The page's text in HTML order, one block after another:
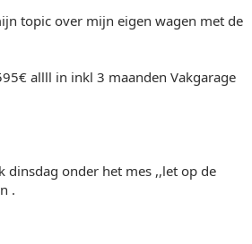
topic over mijn eigen wagen met de
allll in inkl 3 maanden Vakgarage
dinsdag onder het mes ,,let op de
.